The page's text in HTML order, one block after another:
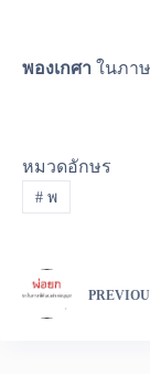
พองเกศา ในภา
หมวดอักษร
#พ